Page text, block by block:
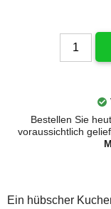
Bestellen Sie
voraussichtlich
Ein hübscher